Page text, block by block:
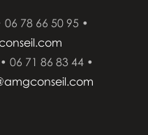
78 66 50 95 •
06 71 86 83 44 •